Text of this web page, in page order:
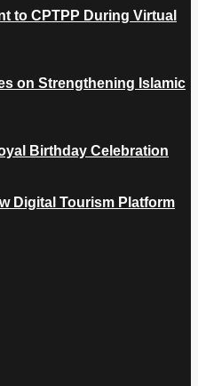
to CPTPP During Virtual
on Strengthening Islamic
Birthday Celebration
Digital Tourism Platform